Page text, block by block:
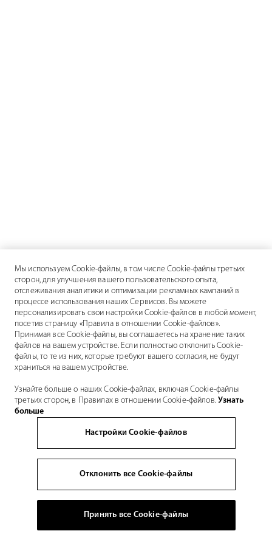
Мы используем Cookie-файлы, в том числе Cookie-файлы третьих
сторон, для улучшения вашего пользовательского опыта,
отслеживания аналитики и оптимизации рекламных кампаний в
процессе использования наших Сервисов. Вы можете
персонализировать свои настройки Cookie-файлов в любой момент,
посетив страницу «Правила в отношении Cookie-файлов».
Принимая все Cookie-файлы, вы соглашаетесь на хранение таких
файлов на вашем устройстве. Если полностью отклонить Cookie-
файлы, то те из них, которые требуют вашего согласия, не будут
храниться на вашем устройстве.
Узнайте больше о наших Cookie-файлах, включая Cookie-файлы
третьих сторон, в Правилах в отношении Cookie-файлов.Узнать
больше
Настройки Cookie-файлов
Отклонить все Cookie-файлы
Принять все Cookie-файлы